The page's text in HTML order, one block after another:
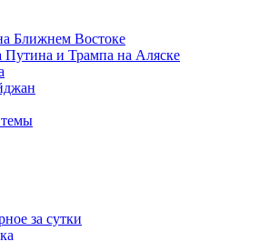
Ближнем Востоке
Путина и Трампа на Аляске
за сутки